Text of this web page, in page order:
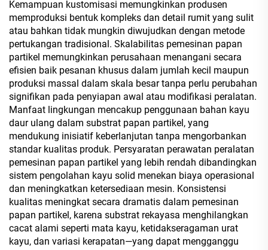
Kemampuan kustomisasi memungkinkan produsen
memproduksi bentuk kompleks dan detail rumit yang sulit
atau bahkan tidak mungkin diwujudkan dengan metode
pertukangan tradisional. Skalabilitas pemesinan papan
partikel memungkinkan perusahaan menangani secara
efisien baik pesanan khusus dalam jumlah kecil maupun
produksi massal dalam skala besar tanpa perlu perubahan
signifikan pada penyiapan awal atau modifikasi peralatan.
Manfaat lingkungan mencakup penggunaan bahan kayu
daur ulang dalam substrat papan partikel, yang
mendukung inisiatif keberlanjutan tanpa mengorbankan
standar kualitas produk. Persyaratan perawatan peralatan
pemesinan papan partikel yang lebih rendah dibandingkan
sistem pengolahan kayu solid menekan biaya operasional
dan meningkatkan ketersediaan mesin. Konsistensi
kualitas meningkat secara dramatis dalam pemesinan
papan partikel, karena substrat rekayasa menghilangkan
cacat alami seperti mata kayu, ketidakseragaman urat
kayu, dan variasi kerapatan—yang dapat mengganggu